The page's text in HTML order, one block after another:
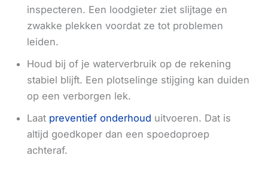
inspecteren. Een loodgieter ziet slijtage en
zwakke plekken voordat ze tot problemen
leiden.
Houd bij of je waterverbruik op de rekening
stabiel blijft. Een plotselinge stijging kan duiden
op een verborgen lek.
Laat preventief onderhoud uitvoeren. Dat is
altijd goedkoper dan een spoedoproep
achteraf.